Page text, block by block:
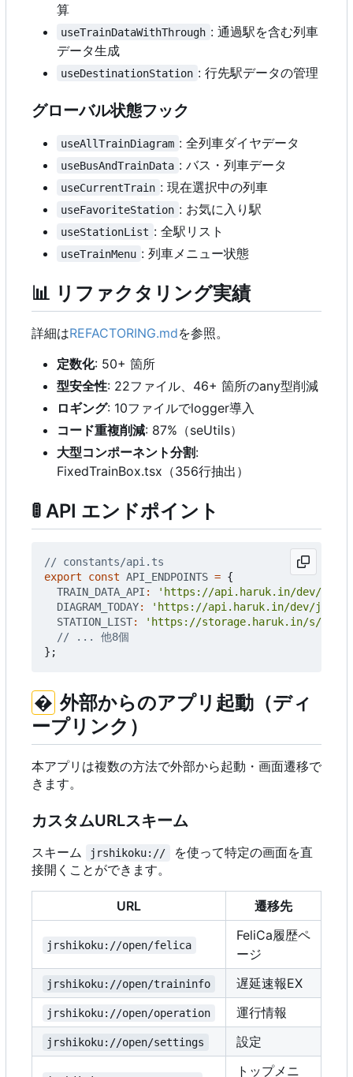
算
useTrainDataWithThrough : 通過駅を含む列車
データ生成
useDestinationStation : 行先駅データの管理
グローバル状態フック
useAllTrainDiagram : 全列車ダイヤデータ
useBusAndTrainData : バス・列車データ
useCurrentTrain : 現在選択中の列車
useFavoriteStation : お気に入り駅
useStationList : 全駅リスト
useTrainMenu : 列車メニュー状態
📊 リファクタリング実績
詳細はREFACTORING.mdを参照。
定数化: 50+ 箇所
型安全性: 22ファイル、46+ 箇所のany型削減
ロギング: 10ファイルでlogger導入
コード重複削減: 87% （seUtils）
大型コンポーネント分割:
FixedTrainBox.tsx （356行抽出）
🚦 API エンドポイント
export
const API_ENDPOINTS = {
TRAIN_DATA_API :
'https://api.haruk.in/dev/
DIAGRAM_TODAY:
'https://api.haruk.in/dev/
STATION_LIST:
'https://storage.haruk.in/s/
};
� 外部からのアプリ起動（ディ
ープリンク）
本アプリは複数の方法で外部から起動・画面遷移で
きます。
カスタムURLスキーム
スキーム jrshikoku://
を使って特定の画面を直
接開くことができます。
URL 遷移先
jrshikoku://open/felica
FeliCa履歴ペ
ージ
jrshikoku://open/traininfo 遅延速報EX
jrshikoku://open/operation 運行情報
jrshikoku://open/settings 設定
トップメニ